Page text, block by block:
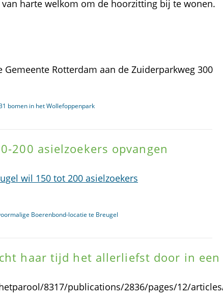
harte welkom om de hoorzitting bij te wonen.
Rotterdam aan de Zuiderparkweg 300
bomen in het Wollefoppenpark
200 asielzoekers opvangen
wil 150 tot 200 asielzoekers
Boerenbond-locatie te Breugel
haar tijd het allerliefst door in
8317/publications/2836/pages/12/